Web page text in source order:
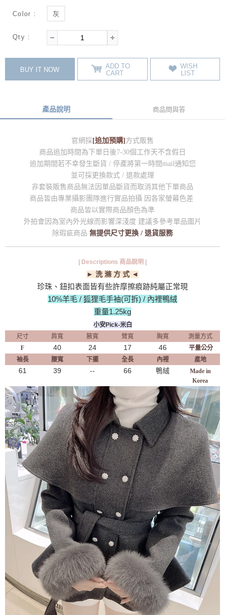
Color : 灰
Qty :
BUY IT NOW
ADD TO
CART
WISH
LIST
產品說明 商品問與答
官網採 [追加預購] 方式販售
商品追加時間為下單日後7-30個工作天不含假日
追加期間若不幸發生斷貨 / 停產將第一時間mail通知您
並可採更換款式 / 退款處理
非套裝販售商品無法因單品斷貨而取消其他下單商品
商品皆由專業攝影團隊進行實品拍攝 因各家螢幕色差
商品皆以實際商品顏色為準
外拍會因為室內外光線而影響深淺度 建議多參考單品圖片
除瑕疵商品 無提供尺寸更換 / 退貨服務
| Descriptions 商品說明 |
► 洗 滌 方 式 ◄
珍珠、鈕扣表面皆有些許摩擦痕跡純屬正常現
10%羊毛 / 狐狸毛手袖(可拆) / 內裡鴨絨
重量1.25kg
小安Pick-米白
尺寸
肩寬 腋寬 臂寬 胸寬
測量方式
F
40 24 17 46
平量公分
袖長
腰寬 下擺 全長 內裡 產地
61 39 -- 66 鴨絨
Made in
Korea